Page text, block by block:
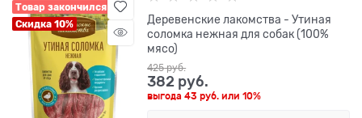
Товар закончился
Скидка 10%
Деревенские лакомства - Утиная
соломка нежная для собак (100%
мясо)
425 руб.
382 руб.
выгода43 руб. или10%